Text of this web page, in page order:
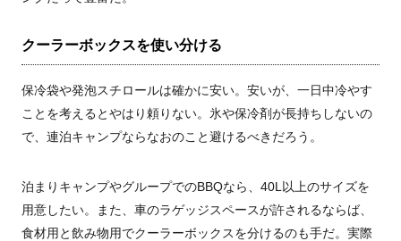
クーラーボックスを使い分ける
保冷袋や発泡スチロールは確かに安い。安いが、一日中冷やす
ことを考えるとやはり頼りない。氷や保冷剤が長持ちしないの
で、連泊キャンプならなおのこと避けるべきだろう。
泊まりキャンプやグループでのBBQなら、40L以上のサイズを
用意したい。また、車のラゲッジスペースが許されるならば、
食材用と飲み物用でクーラーボックスを分けるのも手だ。実際